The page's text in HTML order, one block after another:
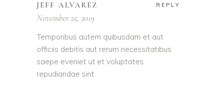
JEFF ALVAREZ REPLY
November 25, 2019
Temporibus autem quibusdam et aut
officiis debitis aut rerum necessitatibus
saepe eveniet ut et voluptates
repudiandae sint